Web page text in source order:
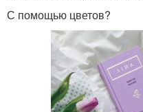
С помощью цветов?